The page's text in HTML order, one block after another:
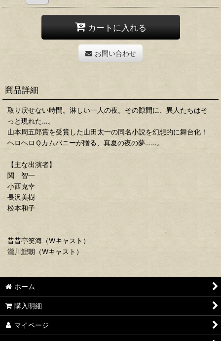
カートに入れる
お問い合わせ
商品詳細
取り戻せない時間。淋しい一人の夜。その隙間に、異人たちはそ
っと現れた…。
山本周五郎賞を受賞した山田太一の同名小説を幻想的に舞台化！
ヘロヘロＱカムパニーが贈る、真夏の夜の夢……。
【主な出演者】
関 智一
小西克幸
長沢美樹
松本和子
昔昔亭笑海（Wキャスト）
瀧川鯉朝（Wキャスト）
ホーム
購入明細
マイページ